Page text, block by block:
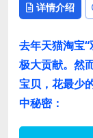
详情介绍
去年天猫淘宝
极大贡献。然
宝贝，花最少
中秘密：